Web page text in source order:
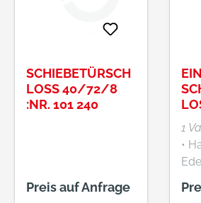
SCHIEBETÜRSCH
LOSS 40/72/8 :
NR. 101 240
Preis auf Anfrage
1
•